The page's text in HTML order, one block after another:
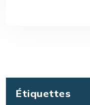
Étiquettes